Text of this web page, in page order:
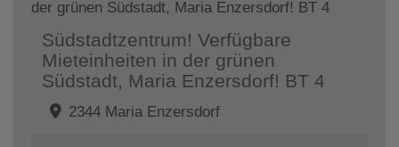
Südstadtzentrum! Verfügbare
Mieteinheiten in der grünen
Südstadt, Maria Enzersdorf! BT 4
2344 Maria Enzersdorf